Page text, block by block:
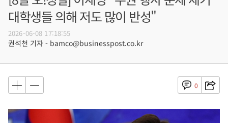
대학생들 의해 저도 많이 반성"
2026-06-08 17:18:55
권석천 기자 - bamco@businesspost.co.kr
0